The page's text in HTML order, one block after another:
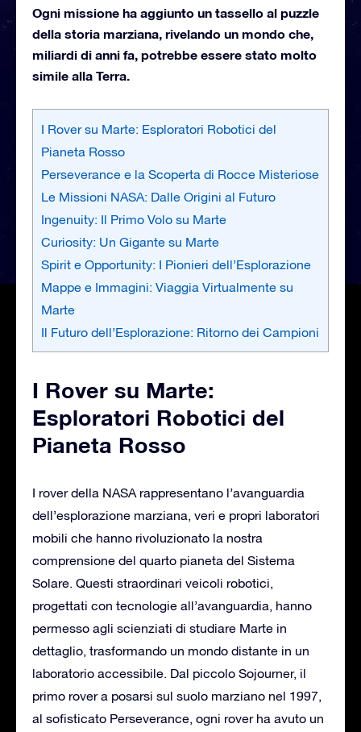
Ogni missione ha aggiunto un tassello al puzzle
della storia marziana, rivelando un mondo che,
miliardi di anni fa, potrebbe essere stato molto
simile alla Terra.
I Rover su Marte: Esploratori Robotici del
Pianeta Rosso
Perseverance e la Scoperta di Rocce Misteriose
Le Missioni NASA: Dalle Origini al Futuro
Ingenuity: Il Primo Volo su Marte
Curiosity: Un Gigante su Marte
Spirit e Opportunity: I Pionieri dell’Esplorazione
Mappe e Immagini: Viaggia Virtualmente su
Marte
Il Futuro dell’Esplorazione: Ritorno dei Campioni
I Rover su Marte:
Esploratori Robotici del
Pianeta Rosso
I rover della NASA rappresentano l’avanguardia
dell’esplorazione marziana, veri e propri laboratori
mobili che hanno rivoluzionato la nostra
comprensione del quarto pianeta del Sistema
Solare. Questi straordinari veicoli robotici,
progettati con tecnologie all’avanguardia, hanno
permesso agli scienziati di studiare Marte in
dettaglio, trasformando un mondo distante in un
laboratorio accessibile. Dal piccolo Sojourner, il
primo rover a posarsi sul suolo marziano nel 1997,
al sofisticato Perseverance, ogni rover ha avuto un